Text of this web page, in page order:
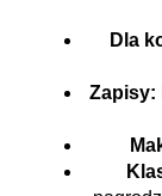
Dla
Zapisy: